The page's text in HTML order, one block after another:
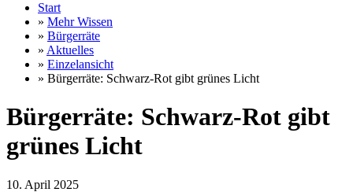
Start
» Mehr Wissen
» Bürgerräte
» Aktuelles
» Einzelansicht
» Bürgerräte: Schwarz-Rot gibt grünes Licht
Bürgerräte: Schwarz-Rot gibt
grünes Licht
10. April 2025